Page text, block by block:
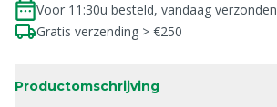
Voor 11:30u besteld, vandaag verzonden
Gratis verzending > €250
Productomschrijving